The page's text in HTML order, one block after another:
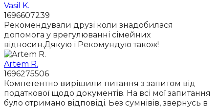
Vasil K.
1696607239
Рекомендували друзі коли знадобилася
допомога у врегулюванні сімейних
відносин.Дякую і Рекомундую також!
Artem R.
1696275506
Компетентно вирішили питання з запитом від
податкової щодо документів. На всі мої запитання
було отримано відповіді. Без сумнівів, звернусь в